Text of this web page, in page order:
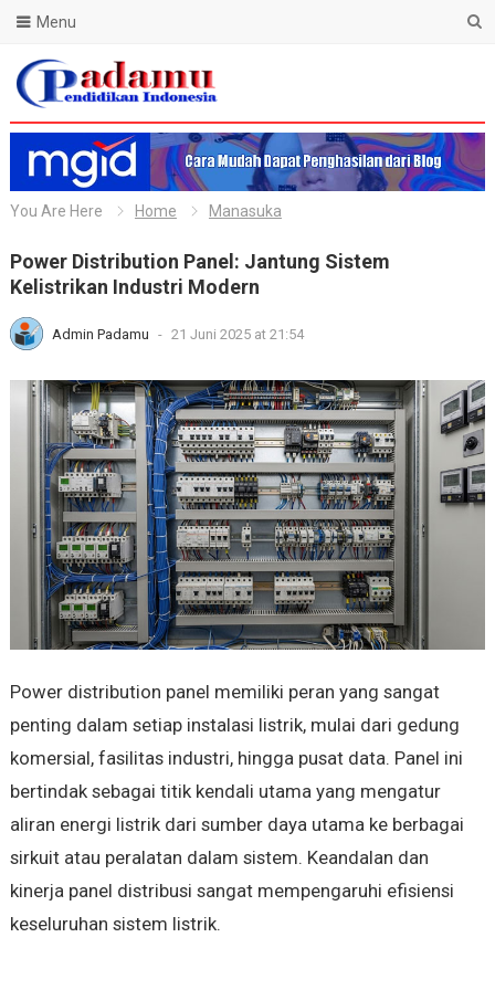
Blog Padamu
Menu
You Are Here Home Manasuka
Power Distribution Panel: Jantung Sistem
Kelistrikan Industri Modern
Admin Padamu - 21 Juni 2025 at 21:54
Power distribution panel memiliki peran yang sangat
penting dalam setiap instalasi listrik, mulai dari gedung
komersial, fasilitas industri, hingga pusat data. Panel ini
bertindak sebagai titik kendali utama yang mengatur
aliran energi listrik dari sumber daya utama ke berbagai
sirkuit atau peralatan dalam sistem. Keandalan dan
kinerja panel distribusi sangat mempengaruhi efisiensi
keseluruhan sistem listrik.